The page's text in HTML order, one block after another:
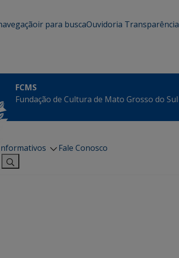
ir para buscaOuvidoria Transparência
FCMS
Fundação de Cultura de Mato Grosso do Sul
Fale Conosco